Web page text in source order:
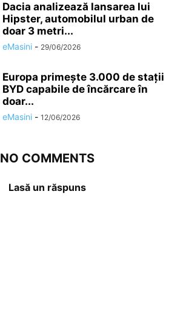
Dacia analizează lansarea lui
Hipster, automobilul urban de
doar 3 metri...
eMasini - 29/06/2026
Europa primește 3.000 de stații
BYD capabile de încărcare în
doar...
eMasini - 12/06/2026
NO COMMENTS
Lasă un răspuns